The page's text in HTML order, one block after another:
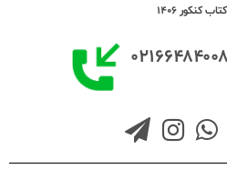
کنکور 1406
۰۲۱۶۶۴۸۴۰۰۸